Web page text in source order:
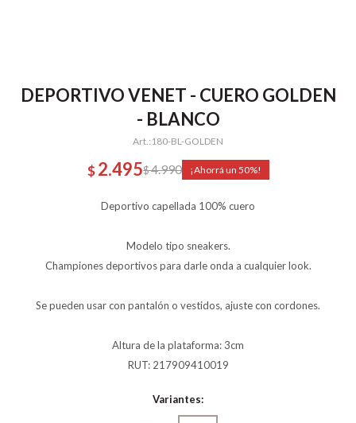
DEPORTIVO VENET - CUERO GOLDEN
- BLANCO
180-BL-GOLDEN
$ 2.495$4.990 50
Deportivo capellada 100% cuero
Modelo tipo sneakers.
Championes deportivos para darle onda a cualquier look.
Se pueden usar con pantalón o vestidos, ajuste con cordones.
Altura de la plataforma: 3cm
RUT: 217909410019
Variantes: